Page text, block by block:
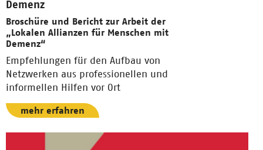
Demenz
Broschüre und Bericht zur Arbeit der
„Lokalen Allianzen für Menschen mit
Demenz“
Empfehlungen für den Aufbau von
Netzwerken aus professionellen und
informellen Hilfen vor Ort
mehr erfahren